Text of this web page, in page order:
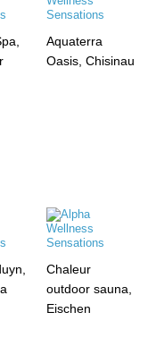
Aquaterra
Oasis, Chisinau
Chaleur
outdoor sauna,
Eischen